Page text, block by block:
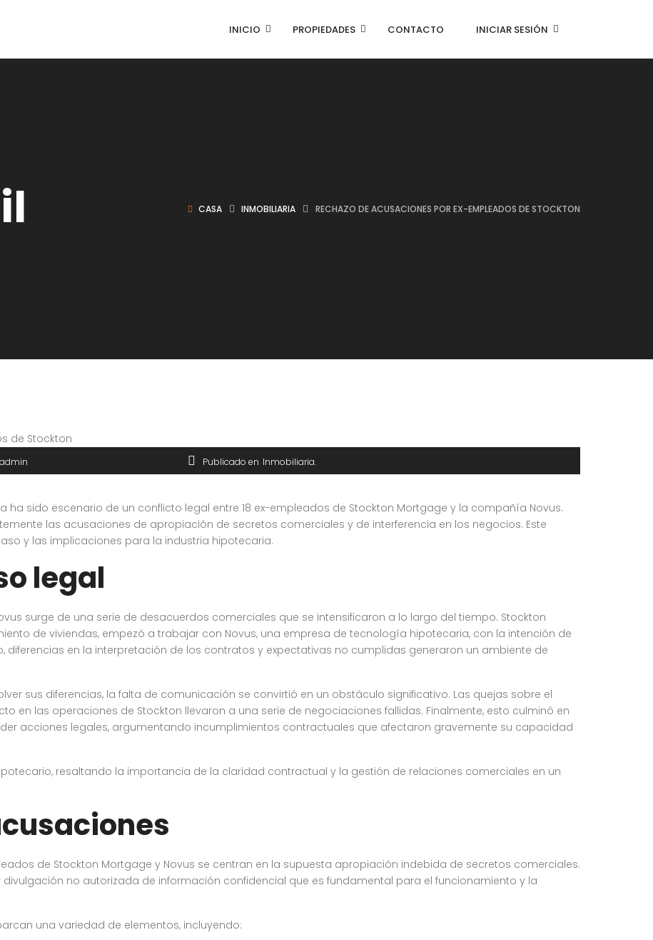
INICIO PROPIEDADES CONTACTO INICIAR SESIÓN
CASA INMOBILIARIA RECHAZO DE ACUSACIONES POR EX-EMPLEADOS DE STOCKTON
admin Publicado en Inmobiliaria
ha sido escenario de un conflicto legal entre 18 ex-empleados de Stockton Mortgage y la compañía Novus.
las acusaciones de apropiación de secretos comerciales y de interferencia en los negocios. Este
y las implicaciones para la industria hipotecaria.
legal
surge de una serie de desacuerdos comerciales que se intensificaron a lo largo del tiempo. Stockton
de viviendas, empezó a trabajar con Novus, una empresa de tecnología hipotecaria, con la intención de
diferencias en la interpretación de los contratos y expectativas no cumplidas generaron un ambiente de
sus diferencias, la falta de comunicación se convirtió en un obstáculo significativo. Las quejas sobre el
en las operaciones de Stockton llevaron a una serie de negociaciones fallidas. Finalmente, esto culminó en
acciones legales, argumentando incumplimientos contractuales que afectaron gravemente su capacidad
resaltando la importancia de la claridad contractual y la gestión de relaciones comerciales en un
de Stockton Mortgage y Novus se centran en la supuesta apropiación indebida de secretos comerciales.
divulgación no autorizada de información confidencial que es fundamental para el funcionamiento y la
una variedad de elementos, incluyendo: